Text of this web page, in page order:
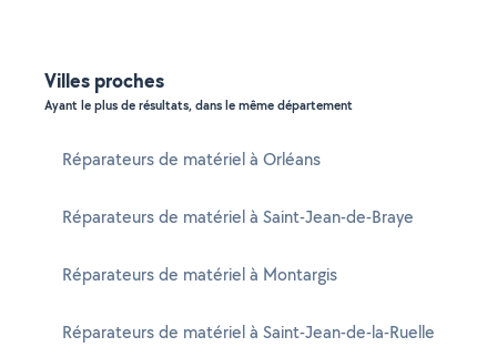
Villes proches
Ayant le plus de résultats, dans le même département
Réparateurs de matériel à Orléans
Réparateurs de matériel à Saint-Jean-de-Braye
Réparateurs de matériel à Montargis
Réparateurs de matériel à Saint-Jean-de-la-Ruelle